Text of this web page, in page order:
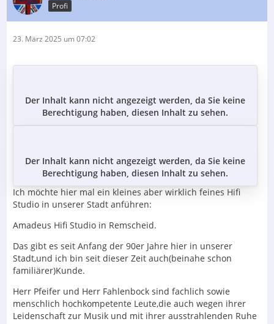
Profi
23. März 2025 um 07:02
Der Inhalt kann nicht angezeigt werden, da Sie keine
Berechtigung haben, diesen Inhalt zu sehen.
Der Inhalt kann nicht angezeigt werden, da Sie keine
Berechtigung haben, diesen Inhalt zu sehen.
Ich möchte hier mal ein kleines aber wirklich feines Hifi
Studio in unserer Stadt anführen:
Amadeus Hifi Studio in Remscheid.
Das gibt es seit Anfang der 90er Jahre hier in unserer
Stadt,und ich bin seit dieser Zeit auch(beinahe schon
familiärer)Kunde.
Herr Pfeifer und Herr Fahlenbock sind fachlich sowie
menschlich hochkompetente Leute,die auch wegen ihrer
Leidenschaft zur Musik und mit ihrer ausstrahlenden Ruhe